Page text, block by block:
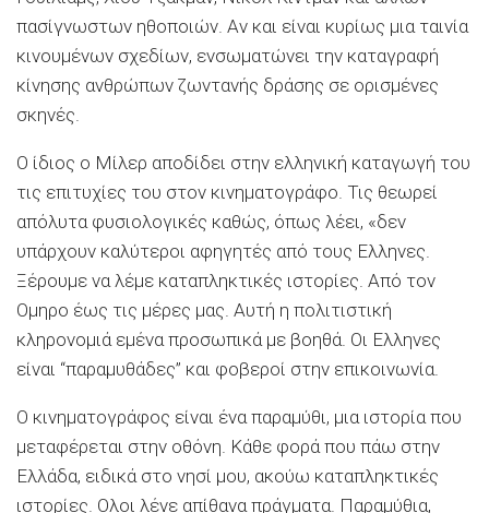
πασίγνωστων ηθοποιών. Αν και είναι κυρίως μια ταινία
κινουμένων σχεδίων, ενσωματώνει την καταγραφή
κίνησης ανθρώπων ζωντανής δράσης σε ορισμένες
σκηνές.
Ο ίδιος ο Μίλερ αποδίδει στην ελληνική καταγωγή του
τις επιτυχίες του στον κινηματογράφο. Τις θεωρεί
απόλυτα φυσιολογικές καθώς, όπως λέει, «δεν
υπάρχουν καλύτεροι αφηγητές από τους Ελληνες.
Ξέρουμε να λέμε καταπληκτικές ιστορίες. Από τον
Ομηρο έως τις μέρες μας. Αυτή η πολιτιστική
κληρονομιά εμένα προσωπικά με βοηθά. Οι Ελληνες
είναι “παραμυθάδες” και φοβεροί στην επικοινωνία.
Ο κινηματογράφος είναι ένα παραμύθι, μια ιστορία που
μεταφέρεται στην οθόνη. Κάθε φορά που πάω στην
Ελλάδα, ειδικά στο νησί μου, ακούω καταπληκτικές
ιστορίες. Ολοι λένε απίθανα πράγματα. Παραμύθια,